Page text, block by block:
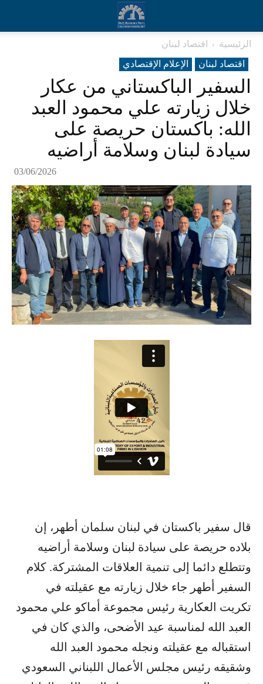
الرئيسية
اقتصاد لبنان
اقتصاد لبنان
الإعلام الإقتصادي
السفير الباكستاني من عكار
خلال زيارته علي محمود العبد
الله: باكستان حريصة على
سيادة لبنان وسلامة أراضيه
03/06/2026
قال سفير باكستان في لبنان سلمان أطهر، إن
بلاده حريصة على سيادة لبنان وسلامة أراضيه
وتتطلع دائما إلى تنمية العلاقات المشتركة. كلام
السفير أطهر جاء خلال زيارته مع عقيلته في
تكريت العكارية رئيس مجموعة أماكو علي محمود
العبد الله لمناسبة عيد الأضحى، والذي كان في
استقباله مع عقيلته ونجله محمود العبد الله
وشقيقه رئيس مجلس الأعمال اللبناني السعودي